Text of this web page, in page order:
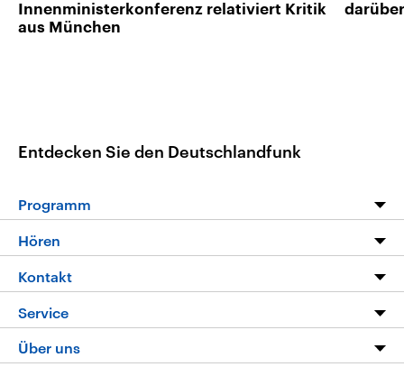
Innenministerkonferenz relativiert Kritik
aus München
Entdecken Sie den Deutschlandfunk
Programm
Die Nachrichten
Nachrichtenleicht
Neue Beiträge auf dlf.de
Hören
Livestream
Podcasts
Deutschlandfunk App
Kontakt
Service
FAQ
Über uns